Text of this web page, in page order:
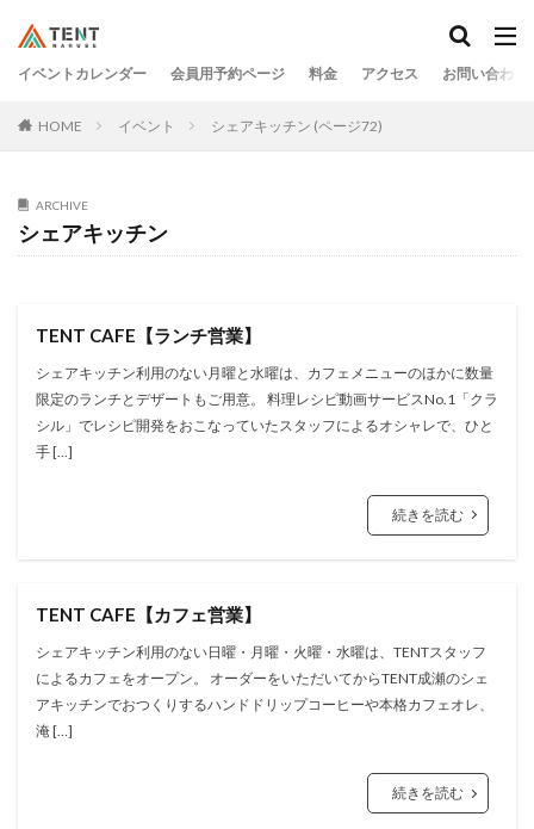
イベントカレンダー 会員用予約ページ 料金 アクセス お問い合わせ
HOME イベント シェアキッチン (ページ72)
ARCHIVE
シェアキッチン
TENT CAFE【ランチ営業】
シェアキッチン利用のない月曜と水曜は、カフェメニューのほかに数量
限定のランチとデザートもご用意。 料理レシピ動画サービスNo.1「クラ
シル」でレシピ開発をおこなっていたスタッフによるオシャレで、ひと
手 […]
続きを読む
TENT CAFE【カフェ営業】
シェアキッチン利用のない日曜・月曜・火曜・水曜は、TENTスタッフ
によるカフェをオープン。 オーダーをいただいてからTENT成瀬のシェ
アキッチンでおつくりするハンドドリップコーヒーや本格カフェオレ、
淹 […]
続きを読む